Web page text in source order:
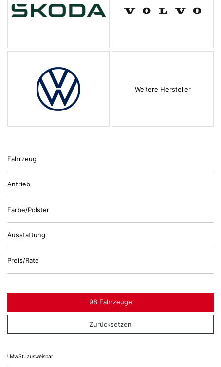
Weitere Hersteller
Fahrzeug
Antrieb
Farbe/Polster
Ausstattung
Preis/Rate
98 Fahrzeuge
Zurücksetzen
i MwSt. ausweisbar